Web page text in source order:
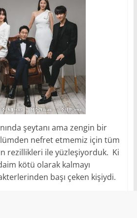
şeytanı ama zengin bir
nefret etmemiz için tüm
rezillikleri ile yüzleşiyorduk. Ki
kötü olarak kalmayı
başı çeken kişiydi.